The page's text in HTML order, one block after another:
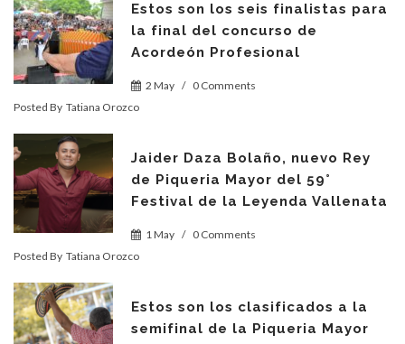
Estos son los seis finalistas para
la final del concurso de
Acordeón Profesional
2 May / 0 Comments
Posted By Tatiana Orozco
Jaider Daza Bolaño, nuevo Rey
de Piqueria Mayor del 59°
Festival de la Leyenda Vallenata
1 May / 0 Comments
Posted By Tatiana Orozco
Estos son los clasificados a la
semifinal de la Piqueria Mayor